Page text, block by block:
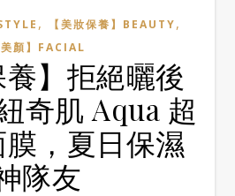
, 【美妝保養】BEAUTY,
美顏】FACIAL
養】拒絕曬後
奇肌 Aqua 超
，夏日保濕
隊友